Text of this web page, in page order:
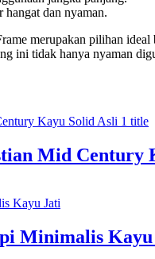
hangat dan nyaman.
merupakan pilihan
ini tidak hanya nyaman
Mid Century
Minimalis